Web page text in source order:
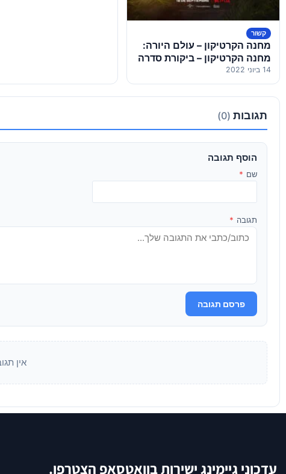
קשור
מחנה הקרטיקון – עולם היורה:
מחנה הקרטיקון – ביקורת סדרה
14 ביוני 2022
תגובות (0)
הוסף תגובה
שם *
תגובה *
פרסם תגובה
אין
עדכוני גיימינג ישירות בוואטסאפ הצטרפו.